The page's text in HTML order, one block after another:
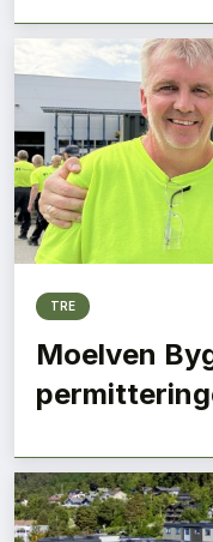
TRE
Moelven